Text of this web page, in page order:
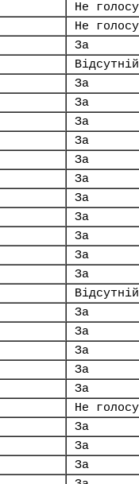
Не
Не
За
Відсутній
За
За
За
За
За
За
За
За
За
За
За
Відсутній
За
За
За
За
За
Не
За
За
За